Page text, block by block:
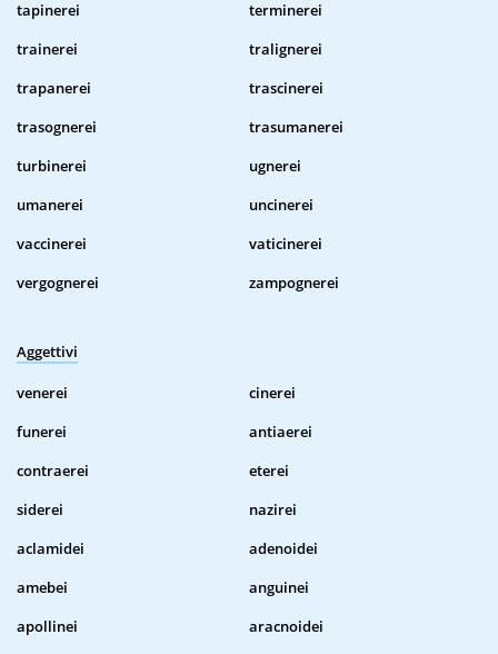
tapinerei
terminerei
trainerei
tralignerei
trapanerei
trascinerei
trasognerei
trasumanerei
turbinerei
ugnerei
umanerei
uncinerei
vaccinerei
vaticinerei
vergognerei
zampognerei
Aggettivi
venerei
cinerei
funerei
antiaerei
contraerei
eterei
siderei
nazirei
aclamidei
adenoidei
amebei
anguinei
apollinei
aracnoidei